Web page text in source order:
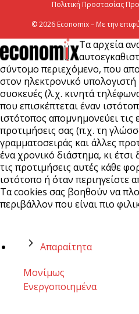
Πολιτική Προστασίας
© 2026 Economix – Με την
Τα αρχεία
σύντομο περιεχόμενο, που
στον ηλεκτρονικό υπολογιστή
συσκευές (λ.χ. κινητά
που επισκέπτεται έναν
ιστότοπος απομνημονεύει τις
προτιμήσεις σας (π.χ. τη
γραμματοσειράς και άλλες
ένα χρονικό διάστημα, κι έτσι
τις προτιμήσεις αυτές κάθε
ιστότοπο ή όταν περιηγείστε
Τα cookies σας βοηθούν να
περιβάλλον που είναι πιο
Απαραίτητα
Μονίμως
Ενεργοποιημένα